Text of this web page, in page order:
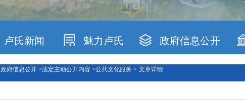
卢氏新闻 魅力卢氏 政府信息公开
政府信息公开 >法定主动公开内容 >公共文化服务 > 文章详情